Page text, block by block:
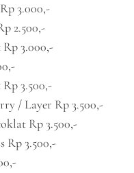
3.000,-
2.500,-
3.000,-
3.500,-
/ Layer Rp 3.500,-
Rp 3.500,-
Rp 3.500,-